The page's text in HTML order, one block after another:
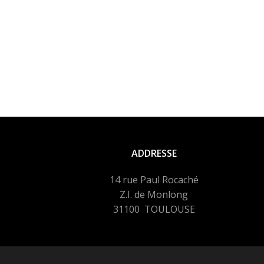
ADDRESSE
14 rue Paul Rocaché
Z.I. de Monlong
31100 TOULOUSE